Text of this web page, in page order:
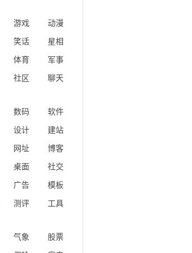
游戏
动漫
笑话
星相
体育
军事
社区
聊天
数码
软件
设计
建站
网址
博客
桌面
社交
广告
模板
测评
工具
气象
股票